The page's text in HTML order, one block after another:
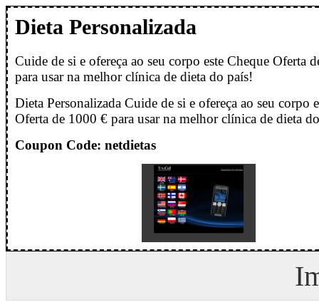
Dieta Personalizada
Cuide de si e ofereça ao seu corpo este Cheque Oferta
para usar na melhor clínica de dieta do país!
Dieta Personalizada Cuide de si e ofereça ao seu corpo
Oferta de 1000 € para usar na melhor clínica de dieta
Coupon Code: netdietas